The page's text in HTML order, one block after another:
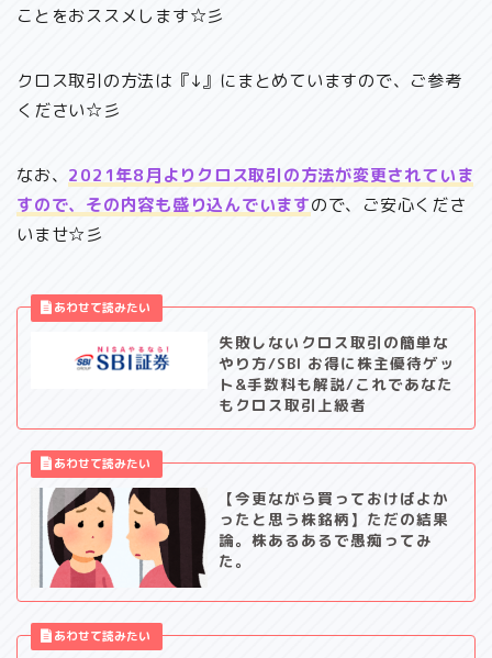
ことをおススメします☆彡
クロス取引の方法は『↓』にまとめていますので、ご参考
ください☆彡
なお、 2021年8月よりクロス取引の方法が変更されていま
すので、その内容も盛り込んでいますので、ご安心くださ
いませ☆彡
失敗しないクロス取引の簡単な
やり方/SBI お得に株主優待ゲッ
ト&手数料も解説/これであなた
もクロス取引上級者
【今更ながら買っておけばよか
ったと思う株銘柄】ただの結果
論。株あるあるで愚痴ってみ
た。